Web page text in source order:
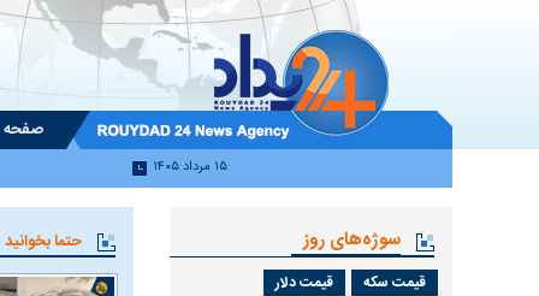
۱۵ مرداد ۱۴۰۵
حتما بخوانید سوژه‌های روز
قیمت سکه
قیمت دلار